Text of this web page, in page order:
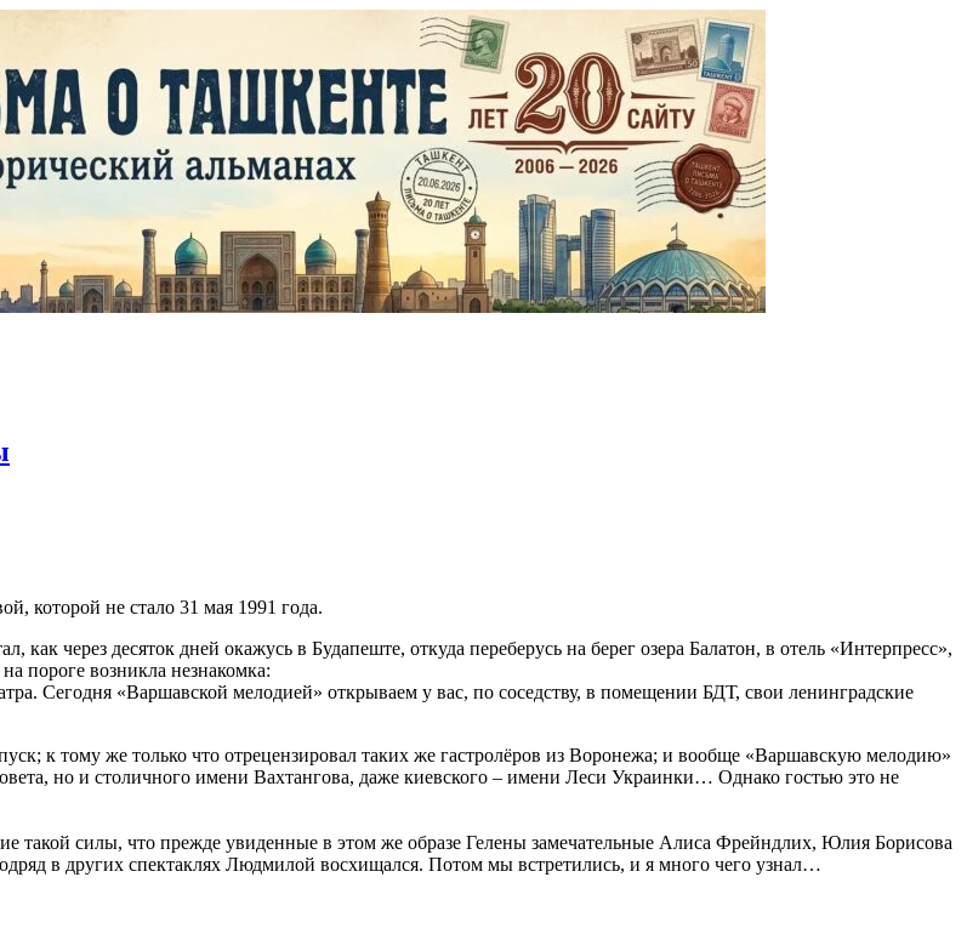
которой не стало 31 мая 1991 года.
через десяток дней окажусь в Будапеште, откуда переберусь на берег озера Балатон, в отель «Интерпресс»,
пороге возникла незнакомка:
Сегодня «Варшавской мелодией» открываем у вас, по соседству, в помещении БДТ, свои ленинградские
к тому же только что отрецензировал таких же гастролёров из Воронежа; и вообще «Варшавскую мелодию»
но и столичного имени Вахтангова, даже киевского – имени Леси Украинки… Однако гостью это не
силы, что прежде увиденные в этом же образе Гелены замечательные Алиса Фрейндлих, Юлия Борисова
в других спектаклях Людмилой восхищался. Потом мы встретились, и я много чего узнал…